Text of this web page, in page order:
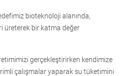
bioteknoloji alanında,
üreterek bir katma değer
gerçekleştirirken kendimize
çalışmalar yaparak su tüketimini